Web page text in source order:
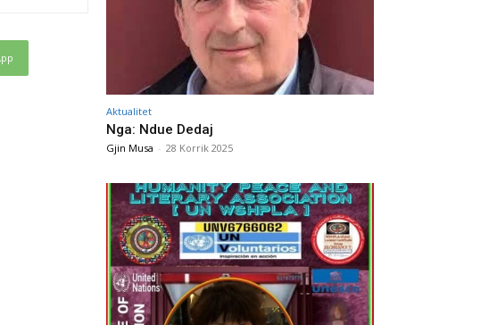
Aktualitet
Nga: Ndue Dedaj
Gjin Musa - 28 Korrik 2025